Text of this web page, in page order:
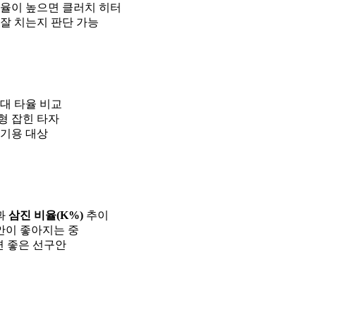
이 높으면 클러치 히터
치는지 판단 가능
타율 비교
잡힌 타자
용 대상
삼진 비율(K%) 추이
이 좋아지는 중
좋은 선구안